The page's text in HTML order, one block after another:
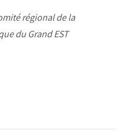
régional de la
du Grand EST